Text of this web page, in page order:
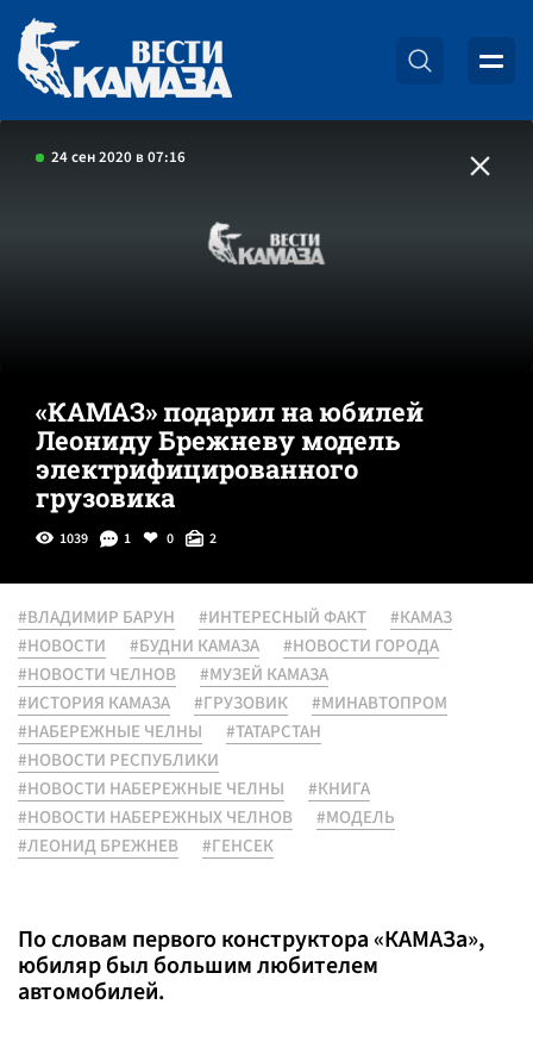
24 сен 2020 в 07:16
«КАМАЗ» подарил на юбилей
Леониду Брежневу модель
электрифицированного
грузовика
1039 1 0 2
#ВЛАДИМИР БАРУН #ИНТЕРЕСНЫЙ ФАКТ
#КАМАЗ
#НОВОСТИ
#БУДНИ КАМАЗА
#НОВОСТИ ГОРОДА
#НОВОСТИ ЧЕЛНОВ
#МУЗЕЙ КАМАЗА
#ИСТОРИЯ КАМАЗА
#ГРУЗОВИК
#МИНАВТОПРОМ
#НАБЕРЕЖНЫЕ ЧЕЛНЫ
#ТАТАРСТАН
#НОВОСТИ РЕСПУБЛИКИ
#НОВОСТИ НАБЕРЕЖНЫЕ ЧЕЛНЫ
#КНИГА
#НОВОСТИ НАБЕРЕЖНЫХ ЧЕЛНОВ
#МОДЕЛЬ
#ЛЕОНИД БРЕЖНЕВ
#ГЕНСЕК
По словам первого конструктора «КАМАЗа»,
юбиляр был большим любителем
автомобилей.